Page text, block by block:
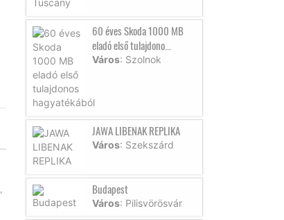
60 éves Skoda 1000 MB
eladó első tulajdono...
Város: Szolnok
JAWA LIBENAK REPLIKA
Város: Szekszárd
Budapest
Város: Pilisvörösvár